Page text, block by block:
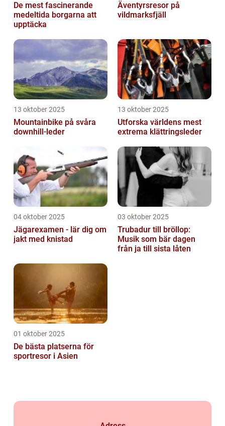
De mest fascinerande
medeltida borgarna att
upptäcka
Äventyrsresor på
vildmarksfjäll
13 oktober 2025
Mountainbike på svåra
downhill-leder
13 oktober 2025
Utforska världens mest
extrema klättringsleder
04 oktober 2025
Jägarexamen - lär dig om
jakt med knistad
03 oktober 2025
Trubadur till bröllop:
Musik som bär dagen
från ja till sista låten
01 oktober 2025
De bästa platserna för
sportresor i Asien